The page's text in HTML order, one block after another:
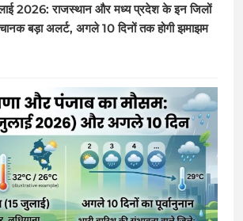
2026: राजस्थान और मध्य प्रदेश के इन जिलों
बड़ा अलर्ट, अगले 10 दिनों तक होगी झमाझम